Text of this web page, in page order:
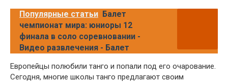
Популярные статьи Балет
чемпионат мира: юниоры 12
финала в соло соревновании -
Видео развлечения - Балет
Европейцы полюбили танго и попали под его очарование.
Сегодня, многие школы танго предлагают своим